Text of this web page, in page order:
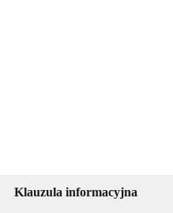
Klauzula informacyjna